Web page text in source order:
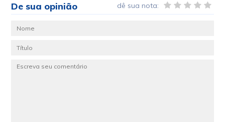
De sua opinião dê sua nota: